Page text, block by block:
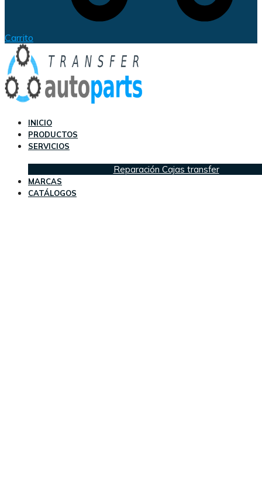
Carrito
INICIO
PRODUCTOS
SERVICIOS
Reparación Cajas transfer
MARCAS
CATÁLOGOS